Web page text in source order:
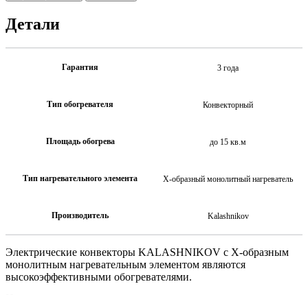
Детали
Гарантия 3 года
Тип обогревателя Конвекторный
Площадь обогрева до 15 кв.м
Тип нагревательного элемента Х-образный монолитный нагреватель
Производитель Kalashnikov
Электрические конвекторы KALASHNIKOV с Х-образным
монолитным нагревательным элементом являются
высокоэффективными обогревателями.